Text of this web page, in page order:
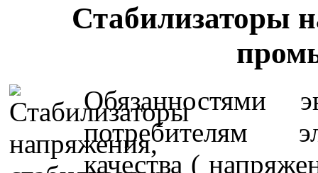
Стабилизаторы
Обязанностями
потребителям
качества (